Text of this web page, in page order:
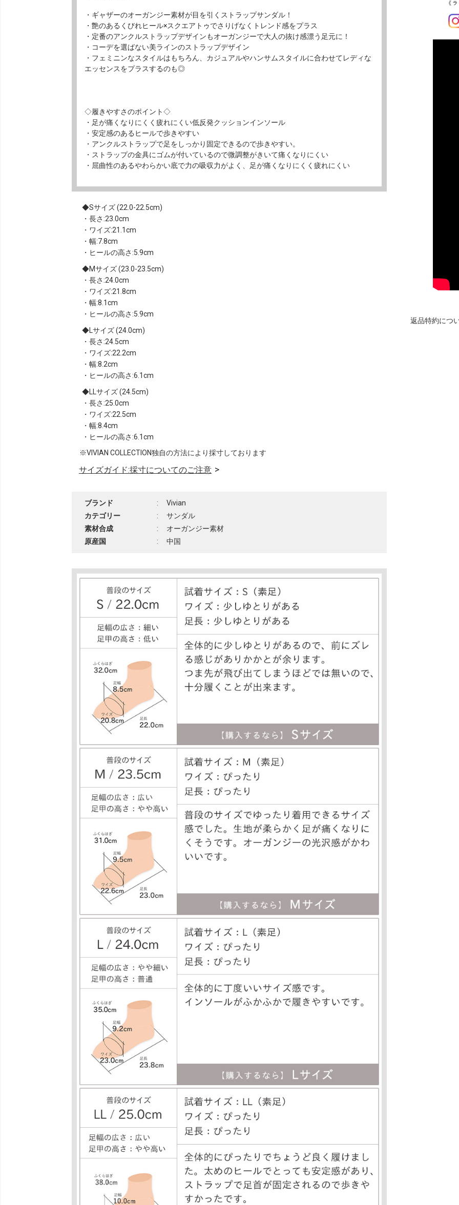
・ギャザーのオーガンジー素材が目を引くストラップサンダル！
・艶のあるくびれヒール×スクエアトゥでさりげなくトレンド感をプラス
・定番のアンクルストラップデザインもオーガンジーで大人の抜け感漂う足元に！
・コーデを選ばない美ラインのストラップデザイン
・フェミニンなスタイルはもちろん、カジュアルやハンサムスタイルに合わせてレディな
エッセンスをプラスするのも◎
◇履きやすさのポイント◇
・足が痛くなりにくく疲れにくい低反発クッションインソール
・安定感のあるヒールで歩きやすい
・アンクルストラップで足をしっかり固定できるので歩きやすい。
・ストラップの金具にゴムが付いているので微調整がきいて痛くなりにくい
・屈曲性のあるやわらかい底で力の吸収力がよく、足が痛くなりにくく疲れにくい
Sサイズ (22.0-22.5cm)
・長さ:23.0cm
・ワイズ:21.1cm
・幅:7.8cm
・ヒールの高さ:5.9cm
Mサイズ (23.0-23.5cm)
・長さ:24.0cm
・ワイズ:21.8cm
・幅:8.1cm
・ヒールの高さ:5.9cm
Lサイズ (24.0cm)
・長さ:24.5cm
・ワイズ:22.2cm
・幅:8.2cm
・ヒールの高さ:6.1cm
LLサイズ (24.5cm)
・長さ:25.0cm
・ワイズ:22.5cm
・幅:8.4cm
・ヒールの高さ:6.1cm
※VIVIAN COLLECTION独自の方法により採寸しております
サイズガイド:採寸についてのご注意
ブランド :
Vivian
カテゴリー
:
サンダル
素材合成
:
オーガンジー素材
原産国
: 中国
返品特約につ